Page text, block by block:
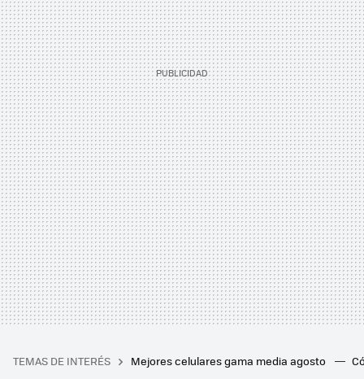
TEMAS DE INTERÉS Mejores celulares gama media agosto